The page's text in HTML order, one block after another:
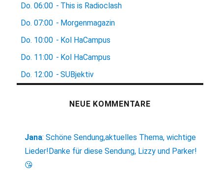
Do. 06:00 - This is Radioclash
Do. 07:00 - Morgenmagazin
Do. 10:00 - Kol HaCampus
Do. 11:00 - Kol HaCampus
Do. 12:00 - SUBjektiv
NEUE KOMMENTARE
Jana:Schöne Sendung,aktuelles Thema, wichtige
Lieder!Danke für diese Sendung, Lizzy und Parker!
😘